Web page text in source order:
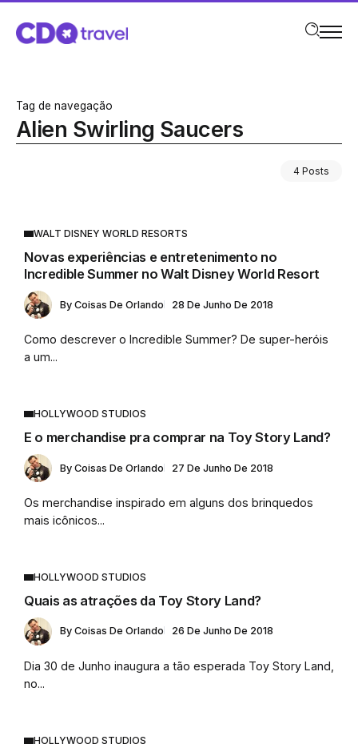
Tag de navegação
Alien Swirling Saucers
4 Posts
WALT DISNEY WORLD RESORTS
Novas experiências e entretenimento no
Incredible Summer no Walt Disney World Resort
By Coisas De Orlando 28 De Junho De 2018
Como descrever o Incredible Summer? De super-heróis
a um...
HOLLYWOOD STUDIOS
E o merchandise pra comprar na Toy Story Land?
By Coisas De Orlando 27 De Junho De 2018
Os merchandise inspirado em alguns dos brinquedos
mais icônicos...
HOLLYWOOD STUDIOS
Quais as atrações da Toy Story Land?
By Coisas De Orlando 26 De Junho De 2018
Dia 30 de Junho inaugura a tão esperada Toy Story Land,
no...
HOLLYWOOD STUDIOS